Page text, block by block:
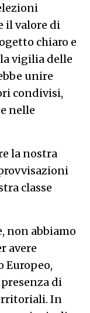
il valore di
chiaro e
vigilia delle
unire
condivisi,
nelle
la nostra
classe
non abbiamo
avere
Europeo,
di
In